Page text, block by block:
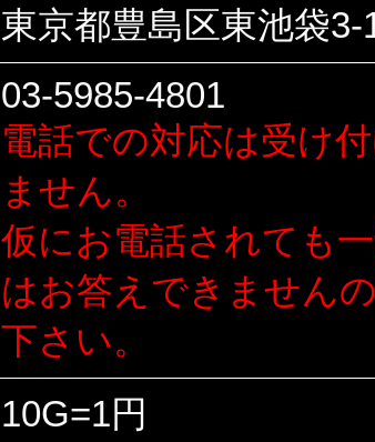
東京都豊島区東池袋3-
03-5985-4801
電話での対応は受け
ません。
仮にお電話されても
はお答えできません
下さい。
10G=1円